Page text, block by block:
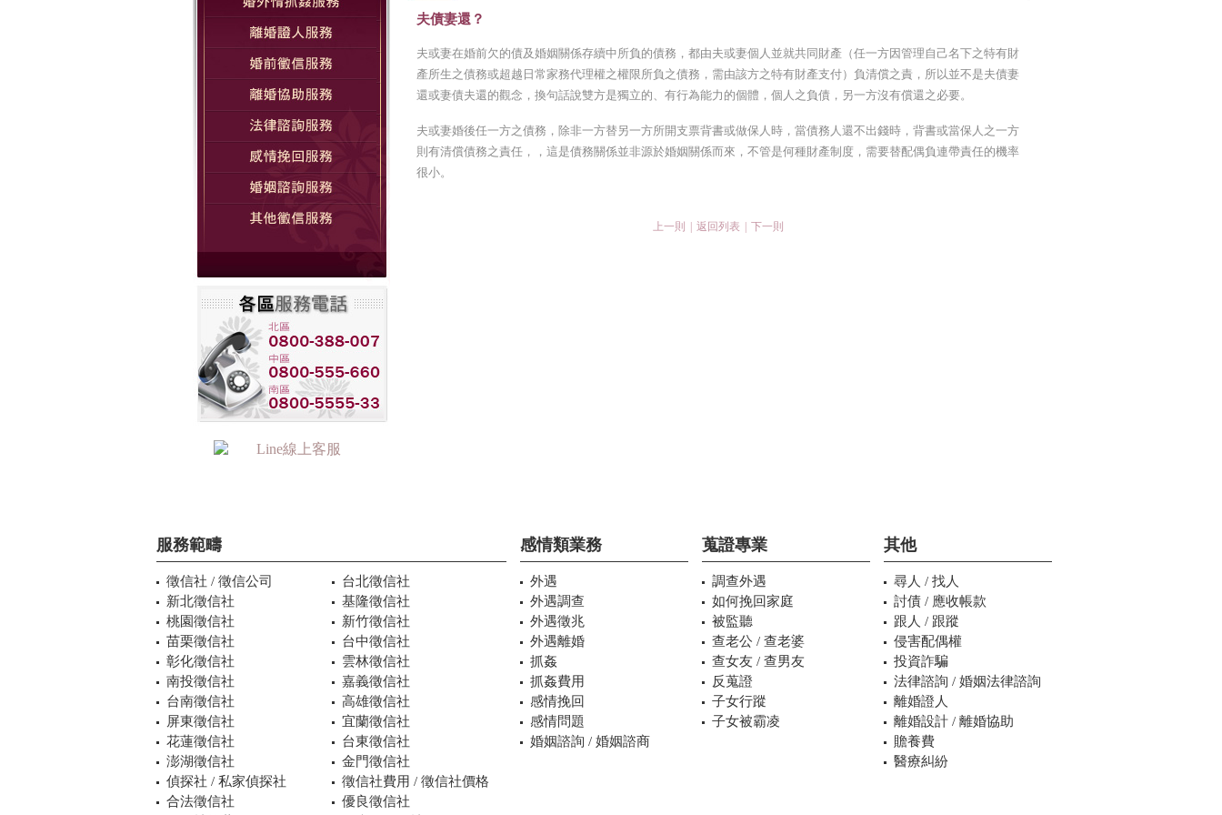
夫債妻還？
夫或妻在婚前欠的債及婚姻關係存續中所負的債務，都由夫或妻個人並就共同財產（任一方因管理自己名下之特有財
產所生之債務或超越日常家務代理權之權限所負之債務，需由該方之特有財產支付）負清償之責，所以並不是夫債妻
還或妻債夫還的觀念，換句話說雙方是獨立的、有行為能力的個體，個人之負債，另一方沒有償還之必要。
夫或妻婚後任一方之債務，除非一方替另一方所開支票背書或做保人時，當債務人還不出錢時，背書或當保人之一方
則有清償債務之責任，，這是債務關係並非源於婚姻關係而來，不管是何種財產制度，需要替配偶負連帶責任的機率
很小。
上一則 返回列表 下一則
服務範疇
徵信社 / 徵信公司
台北徵信社
新北徵信社
基隆徵信社
桃園徵信社
新竹徵信社
苗栗徵信社
台中徵信社
彰化徵信社
雲林徵信社
南投徵信社
嘉義徵信社
台南徵信社
高雄徵信社
屏東徵信社
宜蘭徵信社
花蓮徵信社
台東徵信社
澎湖徵信社
金門徵信社
偵探社 / 私家偵探社
徵信社費用 / 徵信社價格
合法徵信社
優良徵信社
感情類業務
外遇
外遇調查
外遇徵兆
外遇離婚
抓姦
抓姦費用
感情挽回
感情問題
婚姻諮詢 / 婚姻諮商
蒐證專業
調查外遇
如何挽回家庭
被監聽
查老公 / 查老婆
查女友 / 查男友
反蒐證
子女行蹤
子女被霸凌
其他
尋人 / 找人
討債 / 應收帳款
跟人 / 跟蹤
侵害配偶權
投資詐騙
法律諮詢 / 婚姻法律諮詢
離婚證人
離婚設計 / 離婚協助
贍養費
醫療糾紛